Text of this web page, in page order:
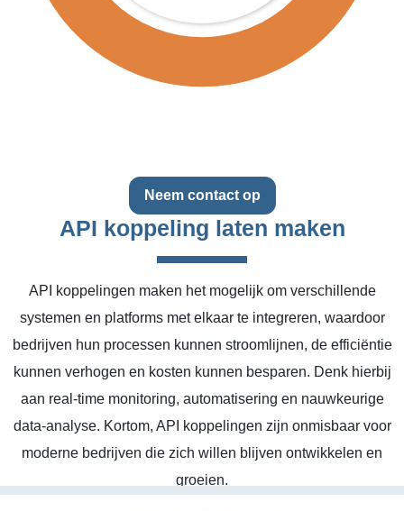
Neem contact op
API koppeling laten maken
API koppelingen maken het mogelijk om verschillende
systemen en platforms met elkaar te integreren, waardoor
bedrijven hun processen kunnen stroomlijnen, de efficiëntie
kunnen verhogen en kosten kunnen besparen. Denk hierbij
aan real-time monitoring, automatisering en nauwkeurige
data-analyse. Kortom, API koppelingen zijn onmisbaar voor
moderne bedrijven die zich willen blijven ontwikkelen en
groeien.